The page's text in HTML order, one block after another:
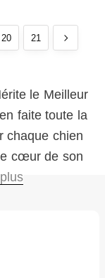
le Meilleur
faite toute la
chaque chien
cœur de son
20 21